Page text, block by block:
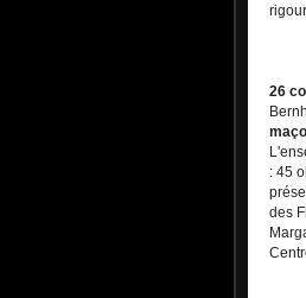
26
: 45
des